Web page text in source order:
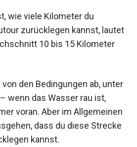
wie viele Kilometer du
zurücklegen kannst, lautet
10 bis 15 Kilometer
den Bedingungen ab, unter
wenn das Wasser rau ist,
voran. Aber im Allgemeinen
dass du diese Strecke
kannst.